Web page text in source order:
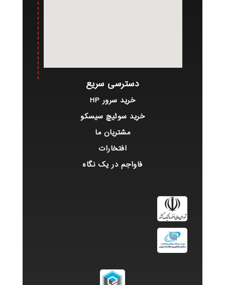
دسترسی سریع
خرید سرور HP
خرید سوئیچ سیسکو
مشتریان ما
افتخارات
فاواجم در یک نگاه